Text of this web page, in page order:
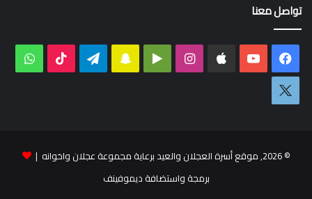
تواصل معنا
فيسبوك ‫YouTube انستقرام ‏Google سناب
تيلقرام ‫TikTok
© 2026, موقع أسرة العجلان والعيد برعاية مجموعة عجلان واخوانه |
برمجة واستضافة ديموفينف